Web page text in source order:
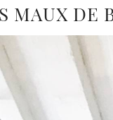
MAUX DE